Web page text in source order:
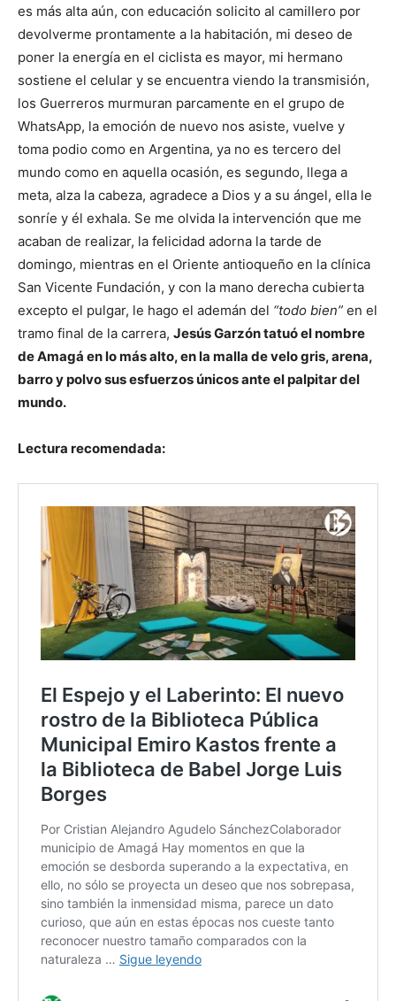
es más alta aún, con educación solicito al camillero por
devolverme prontamente a la habitación, mi deseo de
poner la energía en el ciclista es mayor, mi hermano
sostiene el celular y se encuentra viendo la transmisión,
los Guerreros murmuran parcamente en el grupo de
WhatsApp, la emoción de nuevo nos asiste, vuelve y
toma podio como en Argentina, ya no es tercero del
mundo como en aquella ocasión, es segundo, llega a
meta, alza la cabeza, agradece a Dios y a su ángel, ella le
sonríe y él exhala. Se me olvida la intervención que me
acaban de realizar, la felicidad adorna la tarde de
domingo, mientras en el Oriente antioqueño en la clínica
San Vicente Fundación, y con la mano derecha cubierta
excepto el pulgar, le hago el ademán del “todo bien” en el
tramo final de la carrera, Jesús Garzón tatuó el nombre
de Amagá en lo más alto, en la malla de velo gris, arena,
barro y polvo sus esfuerzos únicos ante el palpitar del
mundo.
Lectura recomendada: